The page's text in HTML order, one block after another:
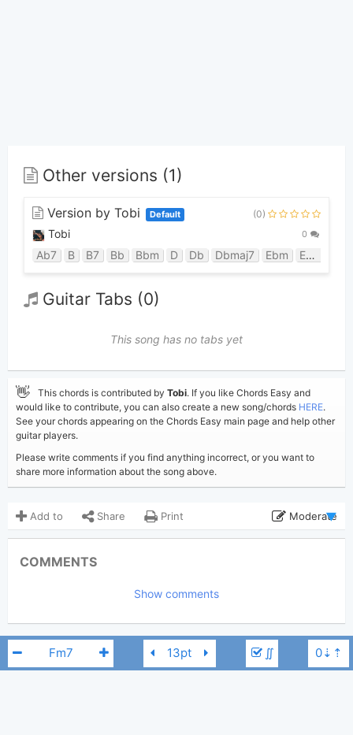
∬
Other versions (1)
Version by Tobi Default (0)
Tobi 0
Ab7 B B7 Bb Bbm D Db Dbmaj7 Ebm Ebm7
Guitar Tabs (0)
This song has no tabs yet
👋 This chords is contributed by Tobi. If you like Chords Easy and
would like to contribute, you can also create a new song/chords HERE.
See your chords appearing on the Chords Easy main page and help other
guitar players.
Please write comments if you find anything incorrect, or you want to
share more information about the song above.
Add to Share Print Moderate
Tobi (Tobi approved)
Genre: Pop
COMMENTS
Show comments